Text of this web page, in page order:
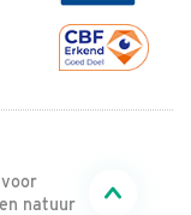
natuur